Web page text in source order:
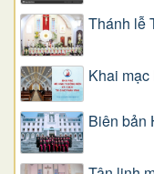
Thánh lễ
Khai
Biên bản